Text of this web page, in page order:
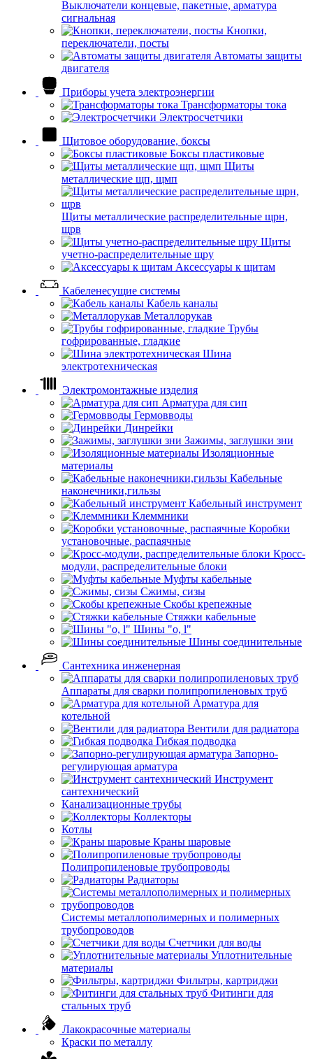
Выключатели концевые, пакетные, арматура
сигнальная
Кнопки,
переключатели, посты
Автоматы защиты
двигателя
Приборы учета электроэнергии
Трансформаторы тока
Электросчетчики
Щитовое оборудование, боксы
Боксы пластиковые
Щиты
металлические щп, щмп
Щиты металлические распределительные щрн,
щрв
Щиты
учетно-распределительные щру
Аксессуары к щитам
Кабеленесущие системы
Кабель каналы
Металлорукав
Трубы
гофрированные, гладкие
Шина
электротехническая
Электромонтажные изделия
Арматура для сип
Гермовводы
Динрейки
Зажимы, заглушки зни
Изоляционные
материалы
Кабельные
наконечники,гильзы
Кабельный инструмент
Клеммники
Коробки
установочные, распаячные
Кросс-
модули, распределительные блоки
Муфты кабельные
Сжимы, сизы
Скобы крепежные
Стяжки кабельные
Шины "o, l"
Шины соединительные
Сантехника инженерная
Аппараты для сварки полипропиленовых труб
Арматура для
котельной
Вентили для радиатора
Гибкая подводка
Запорно-
регулирующая арматура
Инструмент
сантехнический
Канализационные трубы
Коллекторы
Котлы
Краны шаровые
Полипропиленовые трубопроводы
Радиаторы
Системы металлополимерных и полимерных
трубопроводов
Счетчики для воды
Уплотнительные
материалы
Фильтры, картриджи
Фитинги для
стальных труб
Лакокрасочные материалы
Краски по металлу